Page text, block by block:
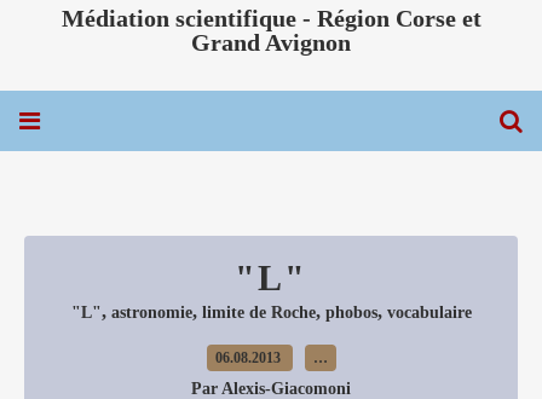
Médiation scientifique - Région Corse et
Grand Avignon
"L"
"L", astronomie, limite de Roche, phobos, vocabulaire
06.08.2013 …
Par Alexis-Giacomoni